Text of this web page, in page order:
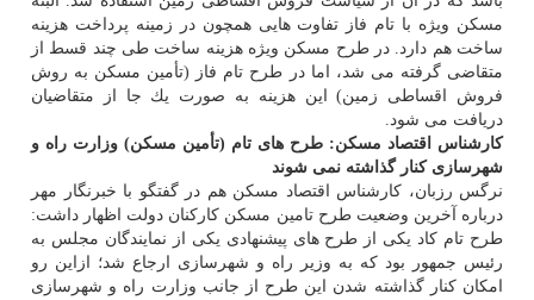
مسكن ویژه با تام فاز تفاوت هایی همچون در زمینه پرداخت هزینه
ساخت هم دارد. در طرح مسكن ویژه هزینه ساخت طی چند قسط از
متقاضی گرفته می شد، اما در طرح تام فاز (تأمین مسكن به روش
فروش اقساطی زمین) این هزینه به صورت یك جا از متقاضیان
دریافت می شود.
كارشناس اقتصاد مسكن: طرح های تام (تأمین مسكن) وزارت راه و
شهرسازی كنار گذاشته نمی شوند
نرگس رزبان، كارشناس اقتصاد مسكن هم در گفتگو با خبرنگار مهر
درباره آخرین وضعیت طرح تامین مسكن كاركنان دولت اظهار داشت:
طرح تام كاد یكی از طرح های پیشنهادی یكی از نمایندگان مجلس به
رئیس جمهور بود كه به وزیر راه و شهرسازی ارجاع شد؛ ازاین رو
امكان كنار گذاشته شدن این طرح از جانب وزارت راه و شهرسازی